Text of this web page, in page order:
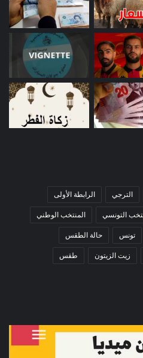
الترجي الرابطة الأولى
التونسي المنتخب الوطني
تونس حالة الطقس
زيت الزيتون طقس